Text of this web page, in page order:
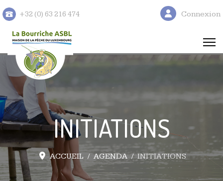
+32 (0) 63 216 474 Connexion
INITIATIONS
ACCUEIL AGENDA INITIATIONS